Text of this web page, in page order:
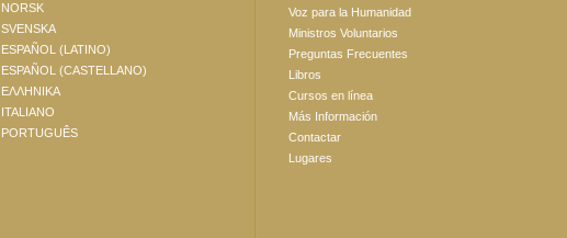
NORSK
SVENSKA
ESPAÑOL (LATINO)
ESPAÑOL (CASTELLANO)
ΕΛΛΗΝΙΚA
ITALIANO
PORTUGUÊS
Voz para la Humanidad
Ministros Voluntarios
Preguntas Frecuentes
Libros
Cursos en línea
Más Información
Contactar
Lugares